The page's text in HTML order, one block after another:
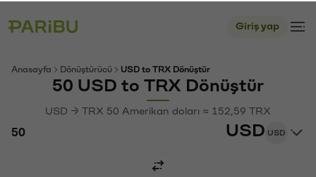
Giriş yap
Anasayfa Dönüştürücü USD to TRX Dönüştür
50 USD to TRX Dönüştür
USD → TRX 50 Amerikan doları ≈ 152,59 TRX
USD USD